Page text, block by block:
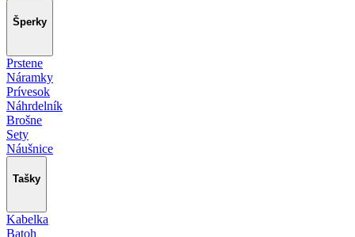
Šperky
Prstene
Náramky
Prívesok
Náhrdelník
Brošne
Sety
Náušnice
Tašky
Kabelka
Batoh